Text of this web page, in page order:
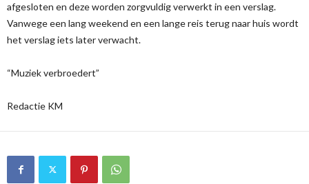
afgesloten en deze worden zorgvuldig verwerkt in een verslag.
Vanwege een lang weekend en een lange reis terug naar huis wordt
het verslag iets later verwacht.
“Muziek verbroedert”
Redactie KM